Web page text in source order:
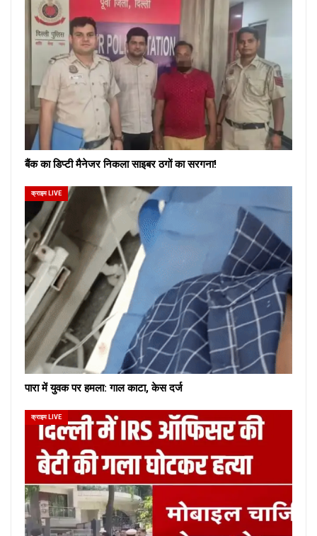
बैंक का डिप्टी मैनेजर निकला साइबर ठगों का सरगना!
क्राइम LIVE
पारा में युवक पर हमला: गाल काटा, केस दर्ज
क्राइम LIVE